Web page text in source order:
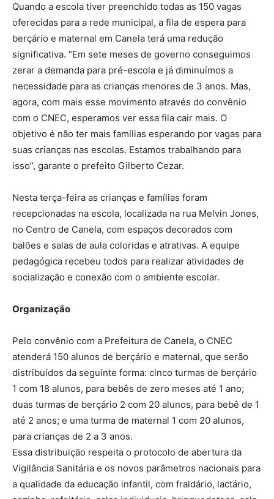
Quando a escola tiver preenchido todas as 150 vagas
oferecidas para a rede municipal, a fila de espera para
berçário e maternal em Canela terá uma redução
significativa. “Em sete meses de governo conseguimos
zerar a demanda para pré-escola e já diminuímos a
necessidade para as crianças menores de 3 anos. Mas,
agora, com mais esse movimento através do convênio
com o CNEC, esperamos ver essa fila cair mais. O
objetivo é não ter mais famílias esperando por vagas para
suas crianças nas escolas. Estamos trabalhando para
isso”, garante o prefeito Gilberto Cezar.
Nesta terça-feira as crianças e famílias foram
recepcionadas na escola, localizada na rua Melvin Jones,
no Centro de Canela, com espaços decorados com
balões e salas de aula coloridas e atrativas. A equipe
pedagógica recebeu todos para realizar atividades de
socialização e conexão com o ambiente escolar.
Organização
Pelo convênio com a Prefeitura de Canela, o CNEC
atenderá 150 alunos de berçário e maternal, que serão
distribuídos da seguinte forma: cinco turmas de berçário
1 com 18 alunos, para bebês de zero meses até 1 ano;
duas turmas de berçário 2 com 20 alunos, para bebê de 1
até 2 anos; e uma turma de maternal 1 com 20 alunos,
para crianças de 2 a 3 anos.
Essa distribuição respeita o protocolo de abertura da
Vigilância Sanitária e os novos parâmetros nacionais para
a qualidade da educação infantil, com fraldário, lactário,